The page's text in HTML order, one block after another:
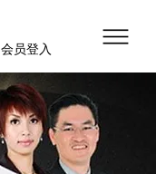
会员登入